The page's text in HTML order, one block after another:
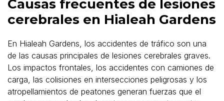
Causas frecuentes de lesiones
cerebrales en Hialeah Gardens
En Hialeah Gardens, los accidentes de tráfico son una
de las causas principales de lesiones cerebrales graves.
Los impactos frontales, los accidentes con camiones de
carga, las colisiones en intersecciones peligrosas y los
atropellamientos de peatones generan fuerzas que el